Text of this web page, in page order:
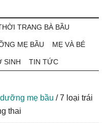
TRANG BÀ BẦU
MẸ BẦU MẸ VÀ BÉ
SINH TIN TỨC
mẹ bầu /7 loại trái
thai